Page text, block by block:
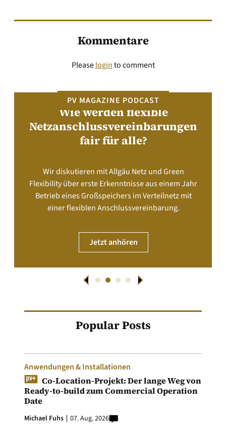
Kommentare
Pleaseloginto comment
PV MAGAZINE PODCAST
Wie werden flexible
Netzanschlussvereinbarungen
fair für alle?
Wir diskutieren mit Allgäu Netz und Green
Flexibility über erste Erkenntnisse aus einem Jahr
Betrieb eines Großspeichers im Verteilnetz mit
einer flexiblen Anschlussvereinbarung.
Jetzt anhören
Popular Posts
Anwendungen & Installationen
Co-Location-Projekt: Der lange Weg von
Ready-to-build zum Commercial Operation
Date
Michael Fuhs 07. Aug. 2026